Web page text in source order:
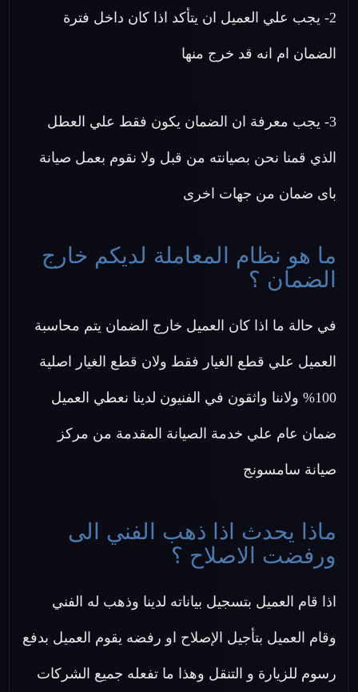
2- يجب علي العميل ان يتأكد اذا كان داخل فترة
الضمان ام انه قد خرج منها
3- يجب معرفة ان الضمان يكون فقط علي العطل
الذي قمنا نحن بصيانته من قبل ولا نقوم بعمل صيانة
باى ضمان من جهات اخرى
ما هو نظام المعاملة لديكم خارج
الضمان ؟
في حالة ما اذا كان العميل خارج الضمان يتم محاسبة
العميل علي قطع الغيار فقط ولان قطع الغيار اصلية
100% ولاننا واثقون في الفنيون لدينا نعطي العميل
ضمان عام علي خدمة الصيانة المقدمة من مركز
صيانة سامسونج
ماذا يحدث اذا ذهب الفني الى
ورفضت الاصلاح ؟
اذا قام العميل بتسجيل بياناته لدينا وذهب له الفني
وقام العميل بتأجيل الإصلاح او رفضه يقوم العميل بدفع
رسوم للزيارة و التنقل وهذا ما تفعله جميع الشركات